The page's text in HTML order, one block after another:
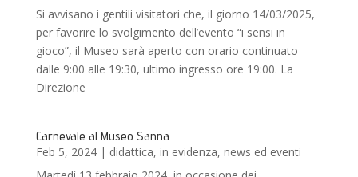
Si avvisano i gentili visitatori che, il giorno 14/03/2025,
per favorire lo svolgimento dell’evento “i sensi in
gioco”, il Museo sarà aperto con orario continuato
dalle 9:00 alle 19:30, ultimo ingresso ore 19:00. La
Direzione
Carnevale al Museo Sanna
Feb 5, 2024| didattica, in evidenza, news ed eventi